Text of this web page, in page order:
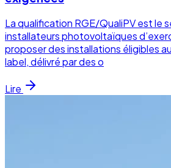
La qualification RGE/QualiPV est le
installateurs photovoltaïques
proposer des installations éligibles
label, délivré par des o
Lire